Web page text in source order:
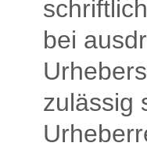
bei
zulässig